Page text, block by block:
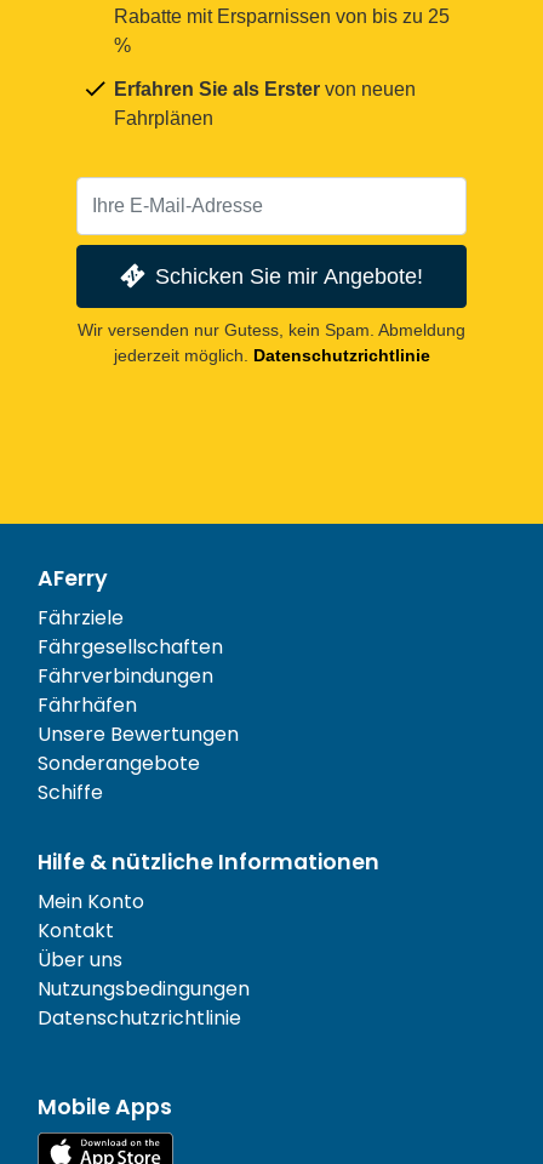
Rabatte mit Ersparnissen von bis zu 25
%
Erfahren Sie als Erster von neuen
Fahrplänen
Schicken Sie mir Angebote!
Wir versenden nur Gutess, kein Spam. Abmeldung
jederzeit möglich.
Datenschutzrichtlinie
AFerry
Fährziele
Fährgesellschaften
Fährverbindungen
Fährhäfen
Unsere Bewertungen
Sonderangebote
Schiffe
Hilfe & nützliche Informationen
Mein Konto
Kontakt
Über uns
Nutzungsbedingungen
Datenschutzrichtlinie
Mobile Apps